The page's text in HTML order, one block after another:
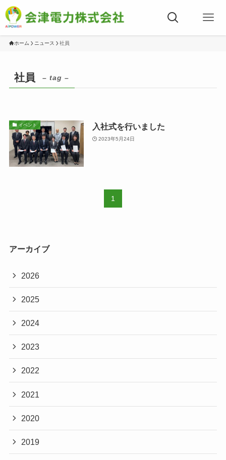
ホーム ニュース 社員
社員 – tag –
イベント 入社式を行いました
2023年5月24日
1
アーカイブ
2026
2025
2024
2023
2022
2021
2020
2019